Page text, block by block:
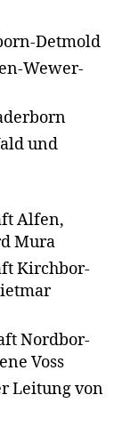
Detmold
Wewer-
und
Alfen,
Mura
Kirch­bor­
Nord­bor­
Voss
Lei­tung von